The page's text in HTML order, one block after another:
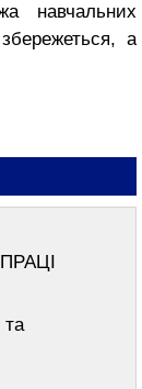
навчальних
а
та